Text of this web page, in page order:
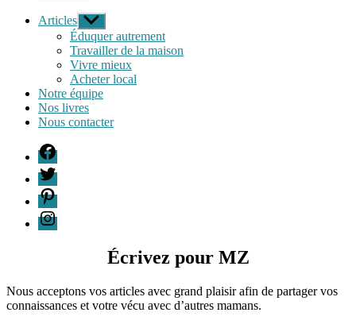
Articles Afficher
le
sous-
menu
Éduquer autrement
Travailler de la maison
Vivre mieux
Acheter local
Notre équipe
Nos livres
Nous contacter
F
T
P
I
Écrivez pour MZ
Nous acceptons vos articles avec grand plaisir afin de partager vos
connaissances et votre vécu avec d’autres mamans.